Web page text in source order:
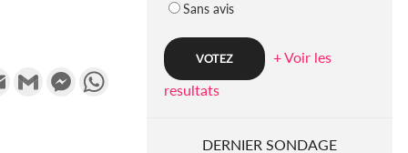
Email Gmail MessengerWhatsApp
Sans avis
+ Voir les
resultats
DERNIER SONDAGE